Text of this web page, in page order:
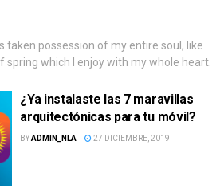
taken possession of my entire soul, like
which I enjoy with my whole heart.
¿Ya instalaste las 7 maravillas
arquitectónicas para tu móvil?
BYADMIN_NLA 27 DICIEMBRE, 2019